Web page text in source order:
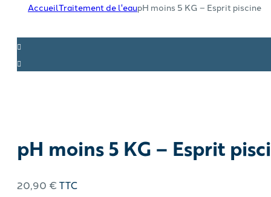
AccueilTraitement de l'eaupH moins 5 KG – Esprit piscine
pH moins 5 KG – Esprit
20,90 € TTC